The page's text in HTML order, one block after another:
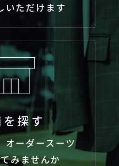
いただけます
探す
オーダースーツ
みませんか